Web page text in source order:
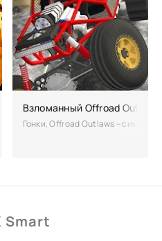
(Мод много денег)
боевик про зомби-
Взломанный Offroad
Гонки, Offroad Outlaws –
Smart